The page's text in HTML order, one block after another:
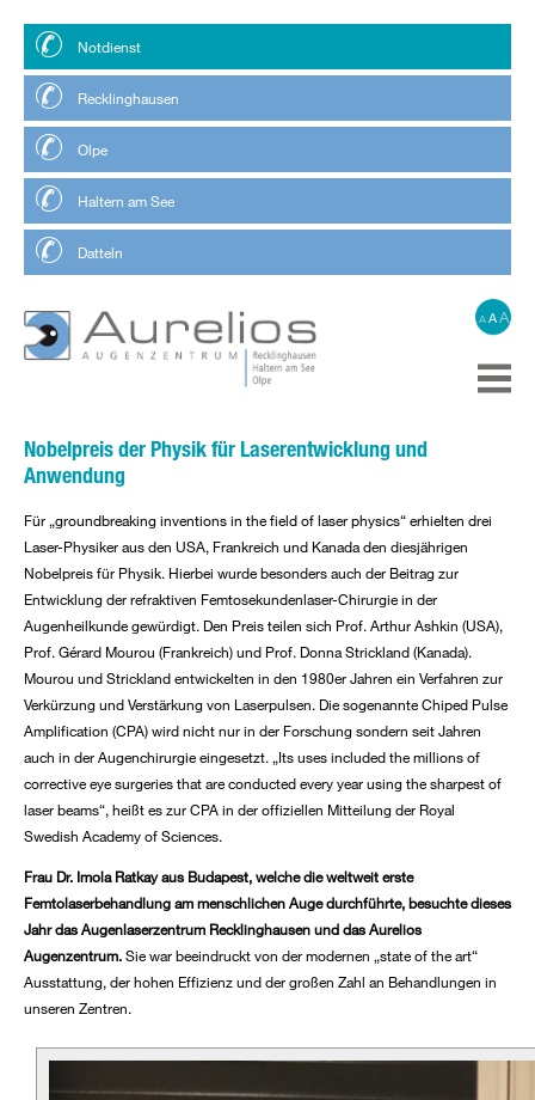
Notdienst
Recklinghausen
Olpe
Haltern am See
Datteln
A AA
Nobelpreis der Physik für Laserentwicklung und
Anwendung
Für „groundbreaking inventions in the field of laser physics“ erhielten drei
Laser-Physiker aus den USA, Frankreich und Kanada den diesjährigen
Nobelpreis für Physik. Hierbei wurde besonders auch der Beitrag zur
Entwicklung der refraktiven Femtosekundenlaser-Chirurgie in der
Augenheilkunde gewürdigt. Den Preis teilen sich Prof. Arthur Ashkin (USA),
Prof. Gérard Mourou (Frankreich) und Prof. Donna Strickland (Kanada).
Mourou und Strickland entwickelten in den 1980er Jahren ein Verfahren zur
Verkürzung und Verstärkung von Laserpulsen. Die sogenannte Chiped Pulse
Amplification (CPA) wird nicht nur in der Forschung sondern seit Jahren
auch in der Augenchirurgie eingesetzt. „Its uses included the millions of
corrective eye surgeries that are conducted every year using the sharpest of
laser beams“, heißt es zur CPA in der offiziellen Mitteilung der Royal
Swedish Academy of Sciences.
Frau Dr. Imola Ratkay aus Budapest, welche die weltweit erste
Femtolaserbehandlung am menschlichen Auge durchführte, besuchte dieses
Jahr das Augenlaserzentrum Recklinghausen und das Aurelios
Augenzentrum.Sie war beeindruckt von der modernen „state of the art“
Ausstattung, der hohen Effizienz und der großen Zahl an Behandlungen in
unseren Zentren.